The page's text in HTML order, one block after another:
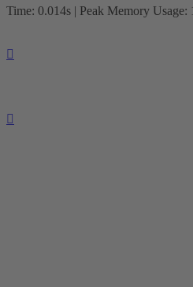
Time: 0.014s | Peak Memory